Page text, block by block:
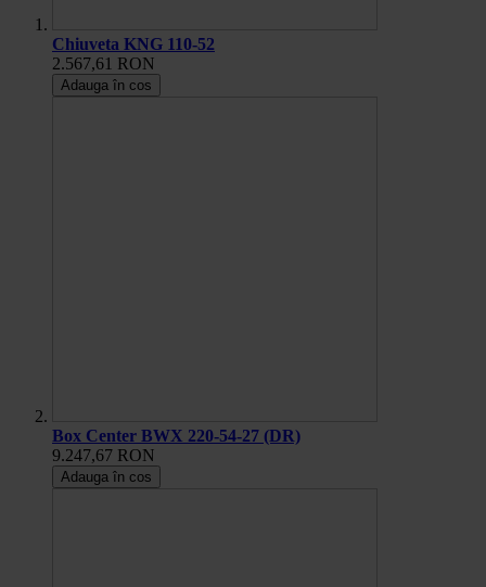
Chiuveta KNG 110-52
2.567,61 RON
Adauga în cos
Box Center BWX 220-54-27 (DR)
9.247,67 RON
Adauga în cos